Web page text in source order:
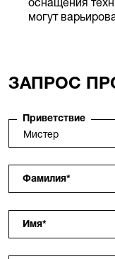
могут
ЗАПРОС
Приветствие
Фамилия*
Имя*